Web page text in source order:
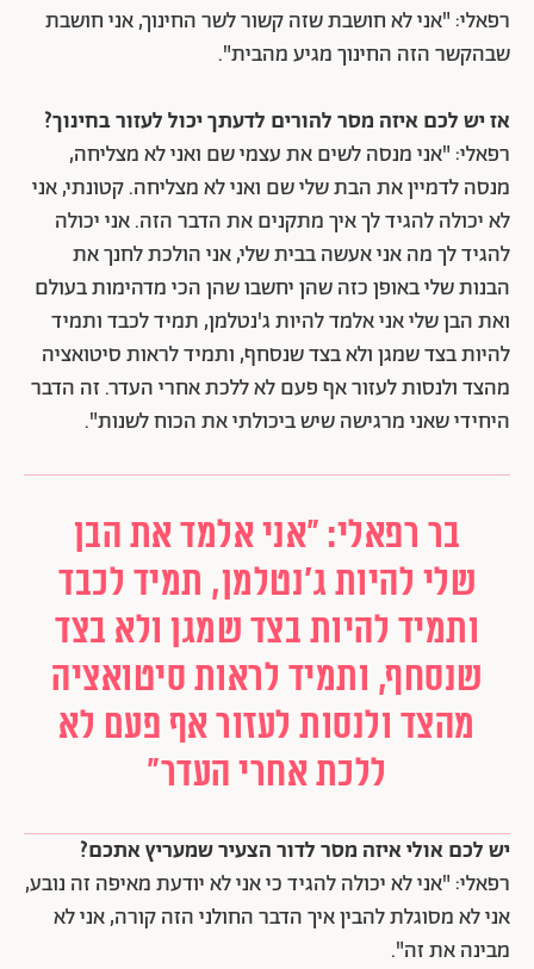
רפאלי: "אני לא חושבת שזה קשור לשר החינוך, אני חושבת
שבהקשר הזה החינוך מגיע מהבית".
אז יש לכם איזה מסר להורים לדעתך יכול לעזור בחינוך?
רפאלי: "אני מנסה לשים את עצמי שם ואני לא מצליחה,
מנסה לדמיין את הבת שלי שם ואני לא מצליחה. קטונתי, אני
לא יכולה להגיד לך איך מתקנים את הדבר הזה. אני יכולה
להגיד לך מה אני אעשה בבית שלי, אני הולכת לחנך את
הבנות שלי באופן כזה שהן יחשבו שהן הכי מדהימות בעולם
ואת הבן שלי אני אלמד להיות ג'נטלמן, תמיד לכבד ותמיד
להיות בצד שמגן ולא בצד שנסחף, ותמיד לראות סיטואציה
מהצד ולנסות לעזור אף פעם לא ללכת אחרי העדר. זה הדבר
היחידי שאני מרגישה שיש ביכולתי את הכוח לשנות".
בר רפאלי: "אני אלמד את הבן
שלי להיות ג'נטלמן, תמיד לכבד
ותמיד להיות בצד שמגן ולא בצד
שנסחף, ותמיד לראות סיטואציה
מהצד ולנסות לעזור אף פעם לא
ללכת אחרי העדר"
יש לכם אולי איזה מסר לדור הצעיר שמעריץ אתכם?
רפאלי: "אני לא יכולה להגיד כי אני לא יודעת מאיפה זה נובע,
אני לא מסוגלת להבין איך הדבר החולני הזה קורה, אני לא
מבינה את זה".